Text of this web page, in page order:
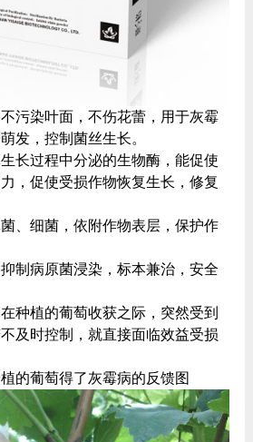
污染叶面，不伤花蕾，用于灰霉
发，控制菌丝生长。
长过程中分泌的生物酶，能促使
，促使受损作物恢复生长，修复
、细菌，依附作物表层，保护作
制病原菌浸染，标本兼治，安全
种植的葡萄收获之际，突然受到
及时控制，就直接面临效益受损
的葡萄得了灰霉病的反馈图